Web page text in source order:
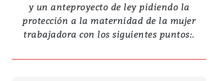
y un anteproyecto de ley pidiendo la
protección a la maternidad de la mujer
trabajadora con los siguientes puntos:.